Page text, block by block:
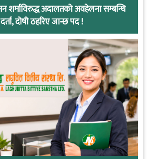
अदालतको अवहेलना सम्बन्धि
दोषी ठहरिए जान्छ पद !